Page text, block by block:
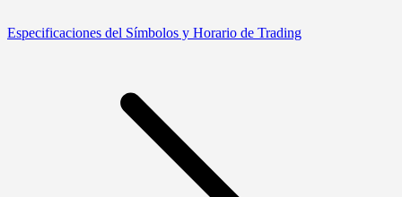
Especificaciones del Símbolos y Horario de Trading